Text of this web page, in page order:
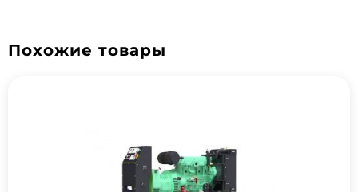
Похожие товары